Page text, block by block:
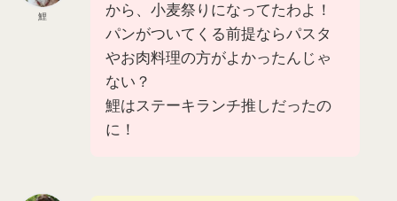
鯉
から、小麦祭りになってたわよ！
パンがついてくる前提ならパスタ
やお肉料理の方がよかったんじゃ
ない？
鯉はステーキランチ推しだったの
に！